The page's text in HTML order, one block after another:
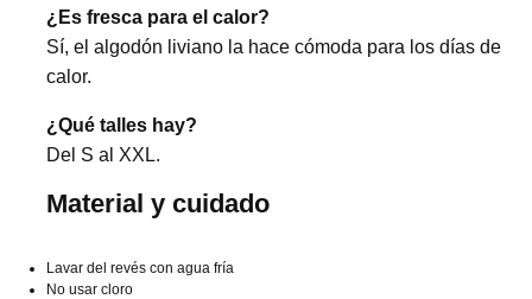
¿Es fresca para el calor?
Sí, el algodón liviano la hace cómoda para los días de
calor.
¿Qué talles hay?
Del S al XXL.
Material y cuidado
Lavar del revés con agua fría
No usar cloro